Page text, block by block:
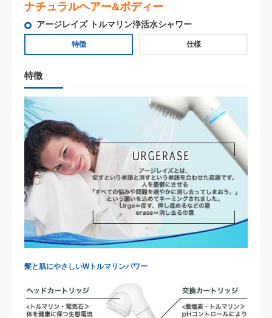
ナチュラルヘアー&ボディー
アージレイズ トルマリン浄活水シャワー
特徴 仕様
特徴
髪と肌にやさしいWトルマリンパワー